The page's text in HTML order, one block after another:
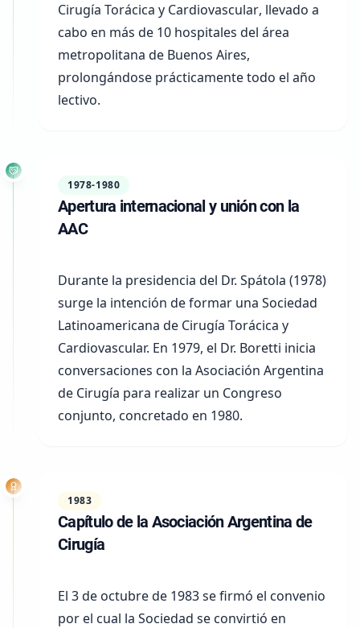
Cirugía Torácica y Cardiovascular, llevado a
cabo en más de 10 hospitales del área
metropolitana de Buenos Aires,
prolongándose prácticamente todo el año
lectivo.
1978-1980
Apertura internacional y unión con la
AAC
Durante la presidencia del Dr. Spátola (1978)
surge la intención de formar una Sociedad
Latinoamericana de Cirugía Torácica y
Cardiovascular. En 1979, el Dr. Boretti inicia
conversaciones con la Asociación Argentina
de Cirugía para realizar un Congreso
conjunto, concretado en 1980.
1983
Capítulo de la Asociación Argentina de
Cirugía
El 3 de octubre de 1983se firmó el convenio
por el cual la Sociedad se convirtió en